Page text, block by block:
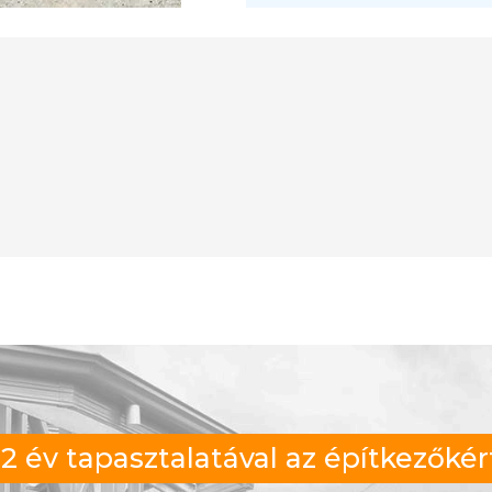
év tapasztalatával az